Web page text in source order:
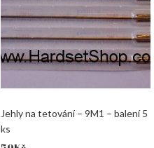
Jehly na tetování – 9M1 – balení 5
ks